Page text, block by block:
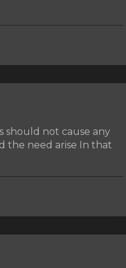
should not cause any
the need arise In that